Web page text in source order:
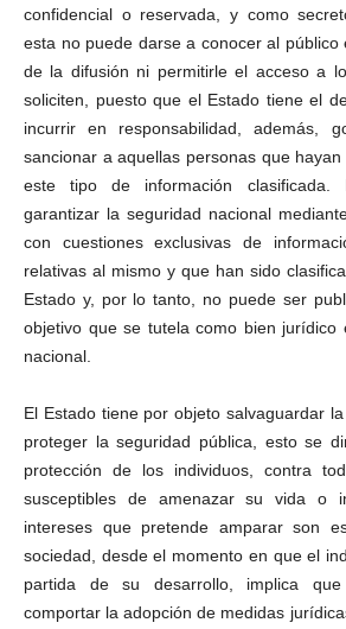
confidencial o reservada, y como
esta no puede darse a conocer al
de la difusión ni permitirle el acceso a
soliciten, puesto que el Estado tiene el
incurrir en responsabilidad, además,
sancionar a aquellas personas que
este tipo de información clasificada.
garantizar la seguridad nacional
con cuestiones exclusivas de
relativas al mismo y que han sido
Estado y, por lo tanto, no puede ser
objetivo que se tutela como bien jurídico
nacional.
El Estado tiene por objeto salvaguardar
proteger la seguridad pública, esto se
protección de los individuos, contra
susceptibles de amenazar su vida o
intereses que pretende amparar son
sociedad, desde el momento en que el
partida de su desarrollo, implica
comportar la adopción de medidas